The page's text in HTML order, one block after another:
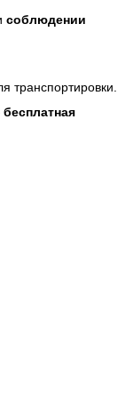
соблюдении
транспортировки.
бесплатная